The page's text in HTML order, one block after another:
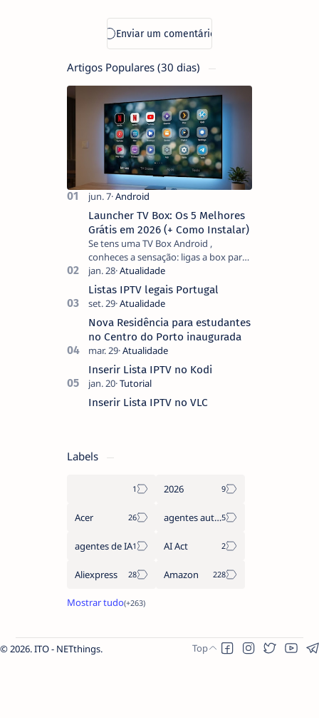
Segurança em
Artigos Populares (30 dias)
Launcher TV Box: Os 5 Melhores
Grátis em 2026 (+ Como Instalar)
Se tens uma TV Box Android ,
conheces a sensação: ligas a box para
ver um filme e o ecrã inicial está
coberto de sugestões que não
pediste, ban…
Listas IPTV legais Portugal
Nova Residência para estudantes
no Centro do Porto inaugurada
Inserir Lista IPTV no Kodi
Inserir Lista IPTV no VLC
Labels
2026
Acer agentes autónomos
agentes de IA AI Act
Aliexpress Amazon
2026.ITO - NETthings.